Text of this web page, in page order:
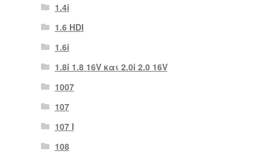
1.4i
1.6 HDI
1.6i
1.8i 1.8 16V και 2.0i 2.0 16V
1007
107
107 Ι
108